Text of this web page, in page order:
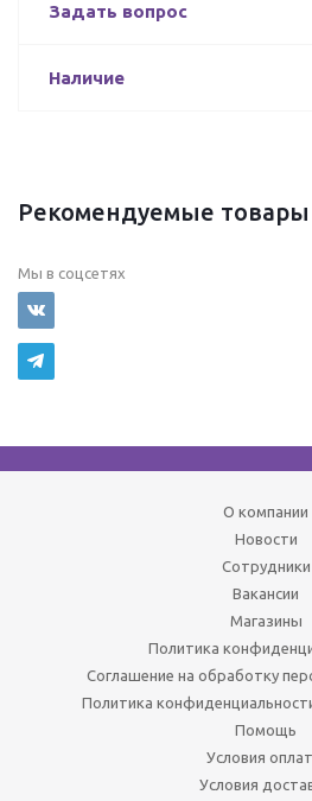
Задать вопрос
Наличие
Рекомендуемые товары
Мы в соцсетях
О компании
Новости
Сотрудники
Вакансии
Магазины
Политика
Соглашение на обработку
Политика
Помощь
Условия
Условия